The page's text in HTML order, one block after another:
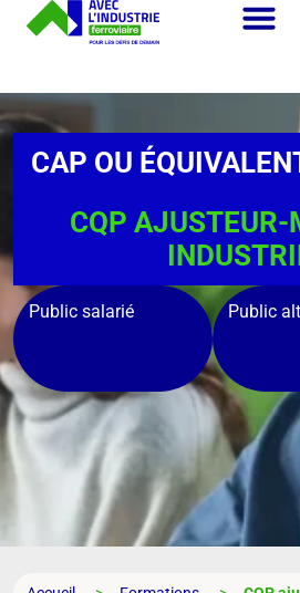
CAP OU
CQP AJUSTEUR-
Public salarié Public